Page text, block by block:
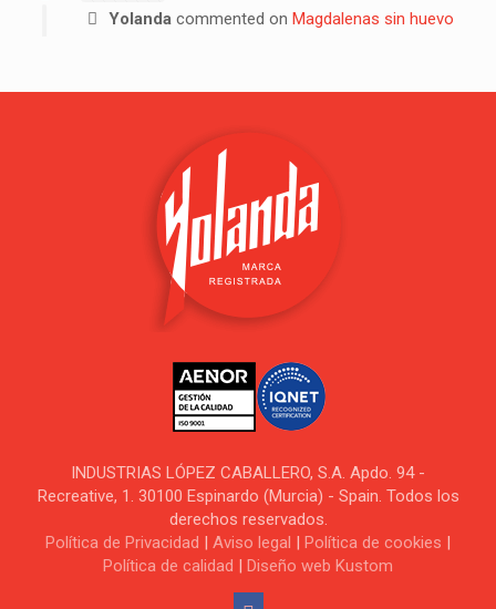
Yolanda commented on Magdalenas sin huevo
INDUSTRIAS LÓPEZ CABALLERO, S.A. Apdo. 94 -
Recreative, 1. 30100 Espinardo (Murcia) - Spain. Todos los
derechos reservados.
Política de Privacidad
Aviso legal Política de cookies
Política de calidad
Diseño web Kustom